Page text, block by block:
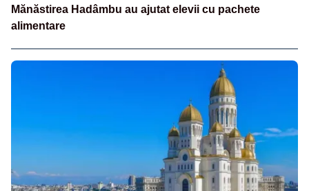
Mănăstirea Hadâmbu au ajutat elevii cu pachete
alimentare